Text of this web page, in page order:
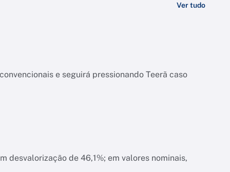
Ver tudo
e seguirá pressionando Teerã caso
desvalorização de 46,1%; em valores nominais,